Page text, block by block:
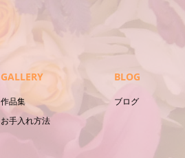
GALLERY
作品集
お手入れ方法
BLOG
ブログ